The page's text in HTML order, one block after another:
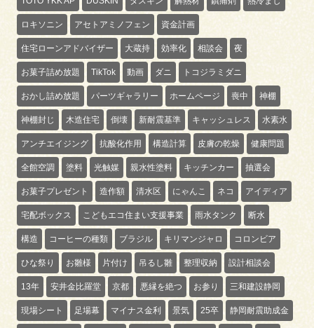
ロキソニン アセトアミノフェン 資金計画
住宅ローンアドバイザー 大蔵持 効率化 相談会 夜
お菓子詰め放題 TikTok 動画 ダニ トコジラミダニ
おかし詰め放題 パーツギャラリー ホームページ 喪中 神棚
神棚封じ 木造住宅 倒壊 新耐震基準 キャッシュレス 水素水
アンチエイジング 抗酸化作用 構造計算 皮膚の乾燥 健康問題
全館空調 塗料 光触媒 親水性塗料 キッチンカー 抽選会
お菓子プレゼント 造作額 清水区 にゃんこ ネコ アイディア
宅配ボックス こどもエコ住まい支援事業 雨水タンク 断水
構造 コーヒーの種類 ブラジル キリマンジャロ コロンビア
ひな祭り お雛様 片付け 吊るし雛 整理収納 設計相談会
13年 安井金比羅堂 京都 悪縁を絶つ お参り 三和建設静岡
現場シート 足場幕 マイナス金利 景気 25卒 静岡耐震助成金